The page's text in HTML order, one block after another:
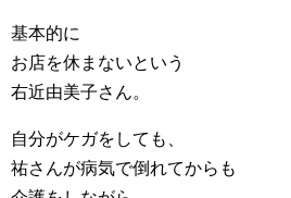
基本的に
お店を休まないという
右近由美子さん。
自分がケガをしても、
祐さんが病気で倒れてからも